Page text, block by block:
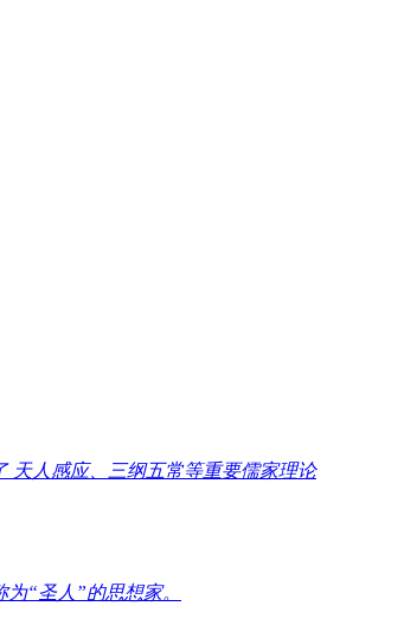
天人感应、三纲五常等重要儒家理论
“圣人”的思想家。